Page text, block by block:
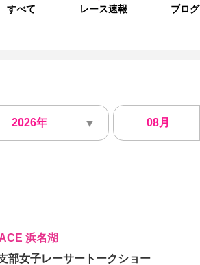
すべて レース速報 ブログ
2026年 ▼ 08月
浜名湖
部女子レーサートークショー